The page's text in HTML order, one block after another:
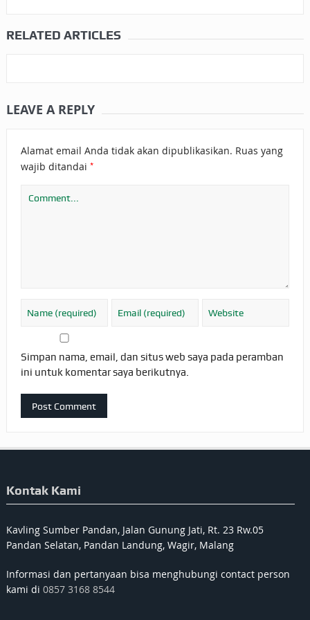
RELATED ARTICLES
LEAVE A REPLY
Alamat email Anda tidak akan dipublikasikan. Ruas yang
wajib ditandai *
Simpan nama, email, dan situs web saya pada peramban
ini untuk komentar saya berikutnya.
Kontak Kami
Kavling Sumber Pandan, Jalan Gunung Jati, Rt. 23 Rw.05
Pandan Selatan, Pandan Landung, Wagir, Malang
Informasi dan pertanyaan bisa menghubungi contact person
kami di 0857 3168 8544